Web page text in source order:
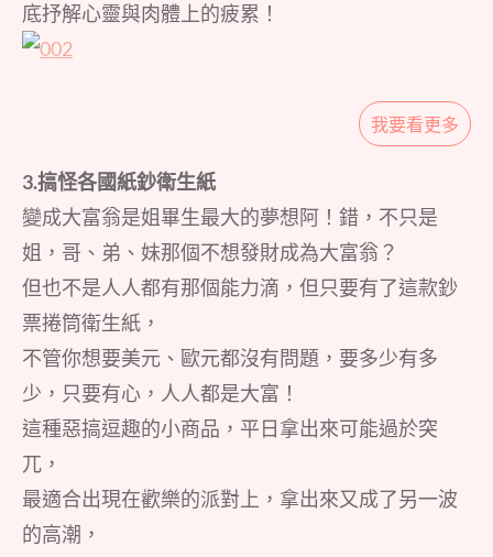
底抒解心靈與肉體上的疲累！
我要看更多
3.搞怪各國紙鈔衛生紙
變成大富翁是姐畢生最大的夢想阿！錯，不只是
姐，哥、弟、妹那個不想發財成為大富翁？
但也不是人人都有那個能力滴，但只要有了這款鈔
票捲筒衛生紙，
不管你想要美元、歐元都沒有問題，要多少有多
少，只要有心，人人都是大富！
這種惡搞逗趣的小商品，平日拿出來可能過於突
兀，
最適合出現在歡樂的派對上，拿出來又成了另一波
的高潮，